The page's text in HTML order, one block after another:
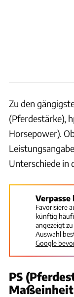
Zu den
(Pferdestärke),
Horsepower).
Unterschiede in
Verpasse
Favorisiere
künftig
angezeigt
Auswahl
Google
PS
Maßeinheit